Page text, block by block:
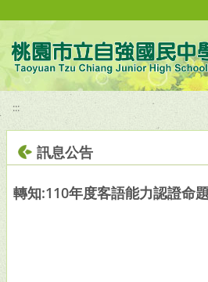
:::
訊息公告
轉知:110年度客語能力認證命